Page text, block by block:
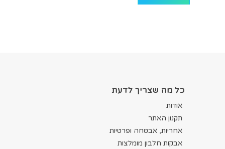
כל מה שצריך לדעת
אודות
תקנון האתר
אחריות, אבטחה ופרטיות
אבקות חלבון מומלצות